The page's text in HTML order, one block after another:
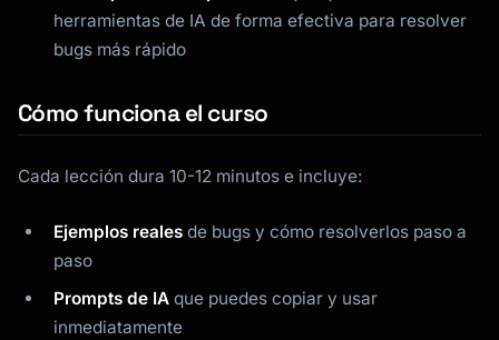
herramientas de IA de forma efectiva para resolver
bugs más rápido
Cómo funciona el curso
Cada lección dura 10-12 minutos e incluye:
Ejemplos reales de bugs y cómo resolverlos paso a
paso
Prompts de IA que puedes copiar y usar
inmediatamente